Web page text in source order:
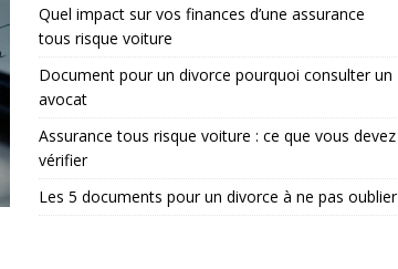
Quel impact sur vos finances d’une assurance
tous risque voiture
Document pour un divorce pourquoi consulter un
avocat
Assurance tous risque voiture : ce que vous devez
vérifier
Les 5 documents pour un divorce à ne pas oublier